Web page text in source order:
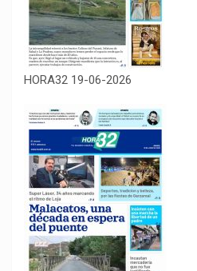
HORA32 19-06-2026